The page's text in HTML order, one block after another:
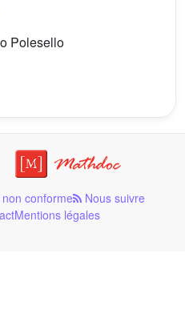
Polesello
conforme Nous suivre
Mentions légales